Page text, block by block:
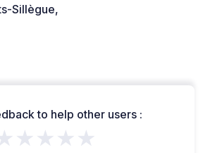
Sillègue,
to help other users :